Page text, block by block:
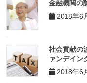
金融機関の
2018年6
社会貢献の
ァンデイン
2018年6